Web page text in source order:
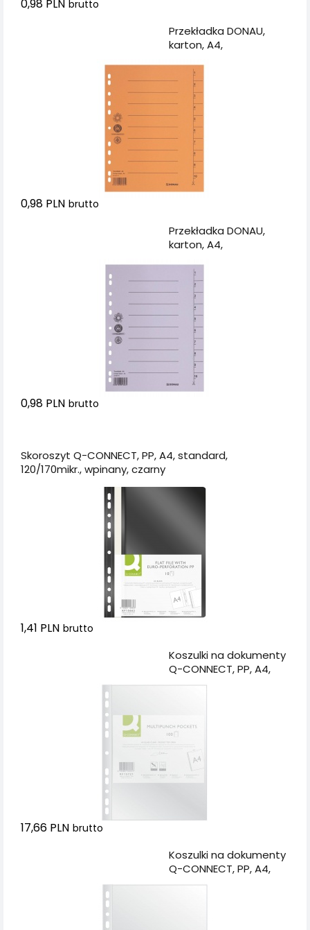
0,98 PLN brutto
Przekładka DONAU,
karton, A4,
karta, pomarańczowa
0,98 PLN brutto
Przekładka DONAU,
karton, A4,
karta, szara
0,98 PLN brutto
Skoroszyt Q-CONNECT, PP, A4, standard,
120/170mikr., wpinany, czarny
1,41 PLN brutto
Koszulki na dokumenty
Q-CONNECT, PP, A4,
krystal, 50mikr., 100szt.
17,66 PLN brutto
Koszulki na dokumenty
Q-CONNECT, PP, A4,
krystal, 75mikr., 100szt.